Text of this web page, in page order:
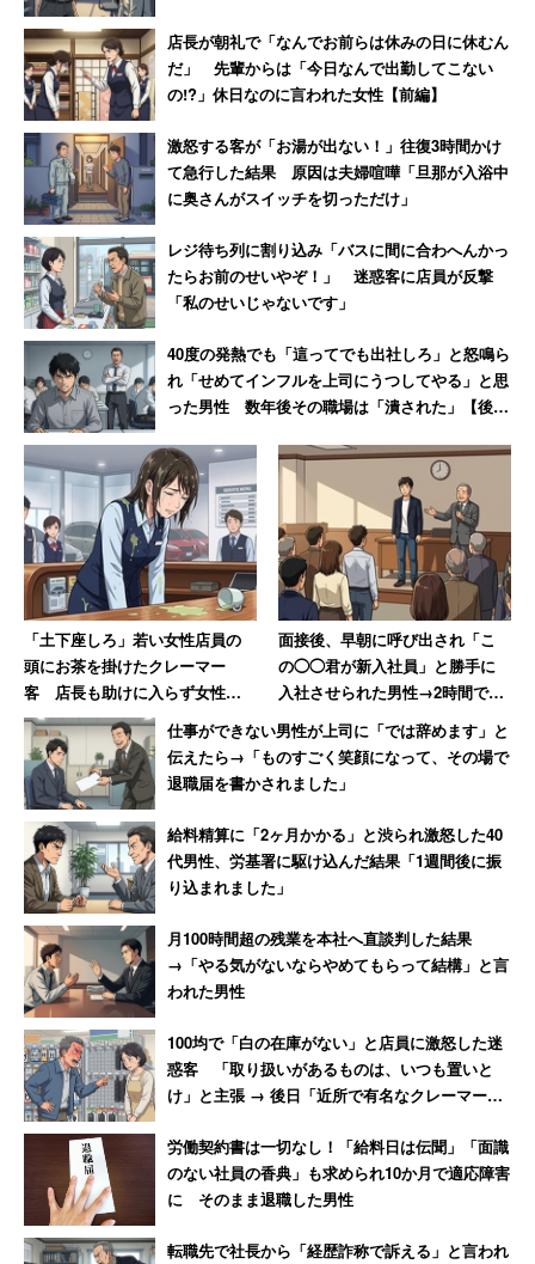
店長が朝礼で「なんでお前らは休みの日に休むん
だ」 先輩からは「今日なんで出勤してこない
の!?」休日なのに言われた女性【前編】
激怒する客が「お湯が出ない！」往復3時間かけ
て急行した結果 原因は夫婦喧嘩「旦那が入浴中
に奥さんがスイッチを切っただけ」
レジ待ち列に割り込み「バスに間に合わへんかっ
たらお前のせいやぞ！」 迷惑客に店員が反撃
「私のせいじゃないです」
40度の発熱でも「這ってでも出社しろ」と怒鳴ら
れ「せめてインフルを上司にうつしてやる」と思
った男性 数年後その職場は「潰された」【後
「土下座しろ」若い女性店員の
頭にお茶を掛けたクレーマー
客 店長も助けに入らず女性は
「もうこんな会社辞めてやる」
面接後、早朝に呼び出され「こ
の◯◯君が新入社員」と勝手に
入社させられた男性→2時間でス
ピード退職果たす
仕事ができない男性が上司に「では辞めます」と
伝えたら→「ものすごく笑顔になって、その場で
退職届を書かされました」
給料精算に「2ヶ月かかる」と渋られ激怒した40
代男性、労基署に駆け込んだ結果「1週間後に振
り込まれました」
月100時間超の残業を本社へ直談判した結果
→「やる気がないならやめてもらって結構」と言
われた男性
100均で「白の在庫がない」と店員に激怒した迷
惑客 「取り扱いがあるものは、いつも置いと
け」と主張 → 後日「近所で有名なクレーマー」
労働契約書は一切なし！「給料日は伝聞」「面識
のない社員の香典」も求められ10か月で適応障害
に そのまま退職した男性
転職先で社長から「経歴詐称で訴える」と言われ